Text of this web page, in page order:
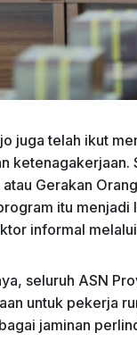
juga telah ikut
ketenagakerjaan.
Gerakan
itu
informal
seluruh ASN
untuk pekerja
jaminan